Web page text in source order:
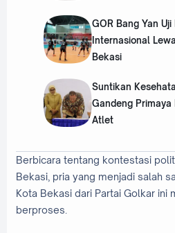
GOR Bang Yan
Internasional
Bekasi
Suntikan
Gandeng Primaya
Atlet
Berbicara tentang kontestasi
Bekasi, pria yang menjadi salah
Kota Bekasi dari Partai Golkar ini
berproses.